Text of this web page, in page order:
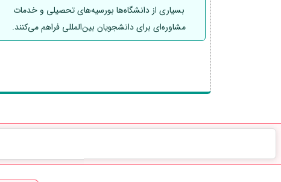
بسیاری از دانشگاه‌ها بورسیه‌های تحصیلی و خدمات
مشاوره‌ای برای دانشجویان بین‌المللی فراهم می‌کنند.